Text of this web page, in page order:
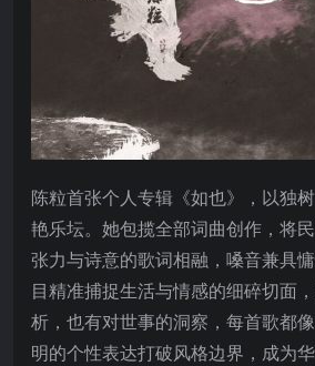
陈粒首张个人专辑《如也》，以独
艳乐坛。她包揽全部词曲创作，将
张力与诗意的歌词相融，嗓音兼具
目精准捕捉生活与情感的细碎切面
析，也有对世事的洞察，每首歌都
明的个性表达打破风格边界，成为